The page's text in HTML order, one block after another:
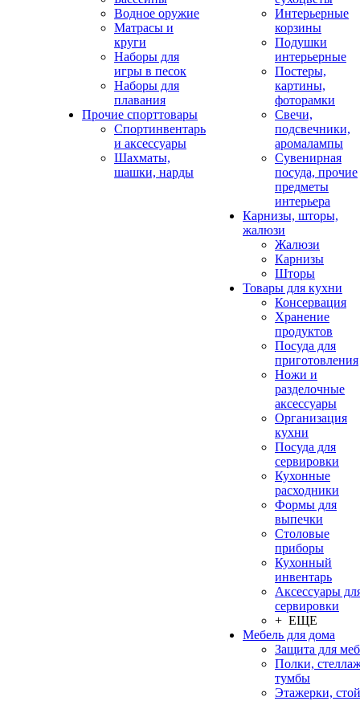
Водное оружие
Матрасы и
круги
Наборы для
игры в песок
Наборы для
плавания
Прочие спорттовары
Спортинвентарь
и аксессуары
Шахматы,
шашки, нарды
Интерьерные
корзины
Подушки
интерьерные
Постеры,
картины,
фоторамки
Свечи,
подсвечники,
аромалампы
Сувенирная
посуда, прочие
предметы
интерьера
Карнизы, шторы,
жалюзи
Жалюзи
Карнизы
Шторы
Товары для кухни
Консервация
Хранение
продуктов
Посуда для
приготовления
Ножи и
разделочные
аксессуары
Организация
кухни
Посуда для
сервировки
Кухонные
расходники
Формы для
выпечки
Столовые
приборы
Кухонный
инвентарь
Аксессуары
сервировки
+ ЕЩЕ
Мебель для дома
Защита для
Полки,
тумбы
Этажерки,